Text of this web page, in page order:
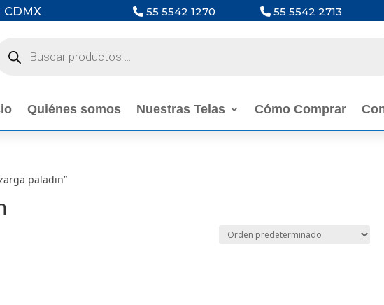
CDMX 55 5542 1270 55 5542 2713
productos
Quiénes somos Nuestras Telas Cómo Comprar
paladin”